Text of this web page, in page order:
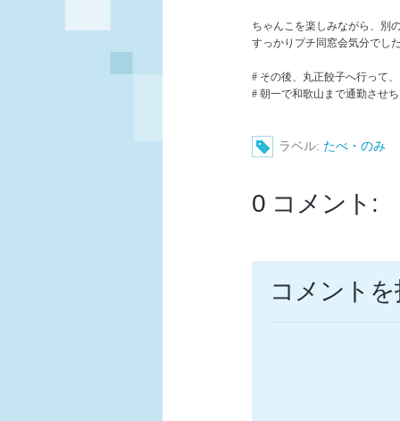
ちゃんこを楽しみながら、別
すっかりプチ同窓会気分でし
# その後、丸正餃子へ行って
# 朝一で和歌山まで通勤させ
ラベル: たべ・のみ
0 コメント:
コメント